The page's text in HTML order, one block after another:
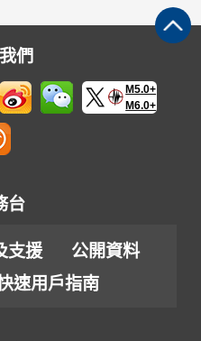
們
M5.0+
M6.0+
台
支援
公開資料
速用戶指南